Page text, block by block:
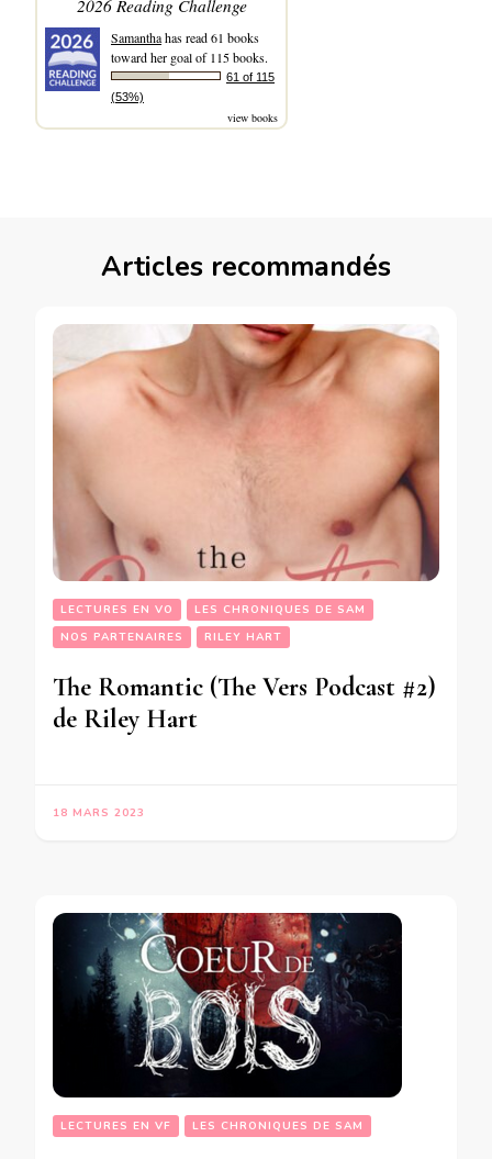
2026 Reading Challenge
Samanthahas read 61 books
toward her goal of 115 books.
61 of 115
(53%)
view books
Articles recommandés
LECTURES EN VO
LES CHRONIQUES DE SAM
NOS PARTENAIRES
RILEY HART
The Romantic (The Vers Podcast #2)
de Riley Hart
18 MARS 2023
LECTURES EN VF LES CHRONIQUES DE SAM